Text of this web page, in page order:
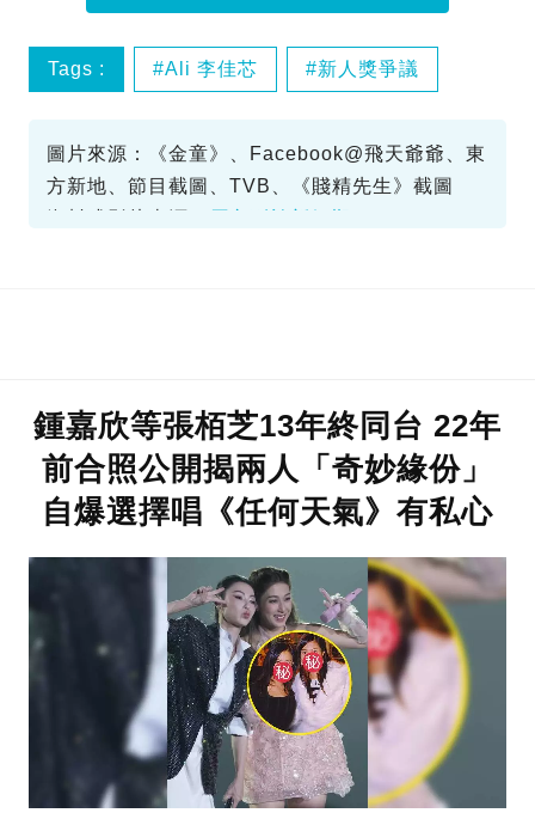
Tags : Ali 李佳芯 新人獎爭議
圖片來源：《金童》、Facebook@飛天爺爺、東
方新地、節目截圖、TVB、《賤精先生》截圖
鍾嘉欣等張栢芝13年終同台 22年
前合照公開揭兩人「奇妙緣份」
自爆選擇唱《任何天氣》有私心